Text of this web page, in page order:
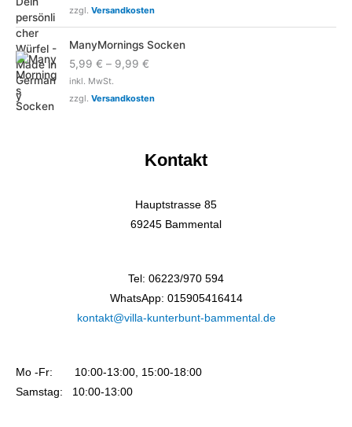
zzgl.Versandkosten
ManyMornings Socken
5,99€ – 9,99€
inkl. MwSt.
zzgl.Versandkosten
Kontakt
Hauptstrasse 85
69245 Bammental
Tel: 06223/970 594
WhatsApp: 015905416414
kontakt@villa-kunterbunt-bammental.de
Mo -Fr: 10:00-13:00, 15:00-18:00
Samstag: 10:00-13:00